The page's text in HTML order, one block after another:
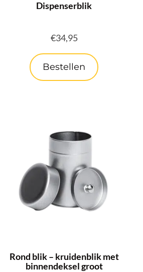
Dispenserblik
€34,95
Bestellen
Rond blik – kruidenblik met
binnendeksel groot